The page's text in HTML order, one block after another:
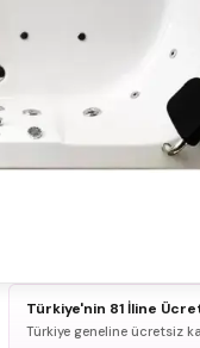
Türkiye'nin 81 İline
Türkiye geneline ücretsiz